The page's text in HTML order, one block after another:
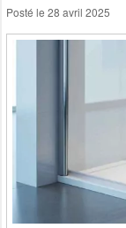
Posté le 28 avril 2025